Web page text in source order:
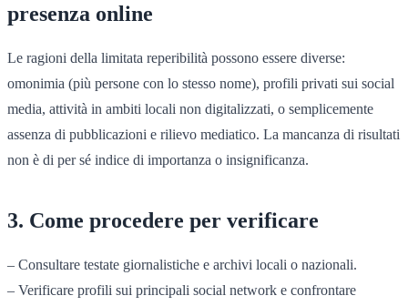
presenza online
Le ragioni della limitata reperibilità possono essere diverse:
omonimia (più persone con lo stesso nome), profili privati sui social
media, attività in ambiti locali non digitalizzati, o semplicemente
assenza di pubblicazioni e rilievo mediatico. La mancanza di risultati
non è di per sé indice di importanza o insignificanza.
3. Come procedere per verificare
– Consultare testate giornalistiche e archivi locali o nazionali.
– Verificare profili sui principali social network e confrontare